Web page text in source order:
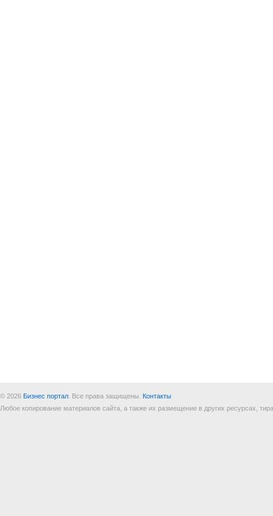
© 2026 Бизнес портал . Все права защищены. Контакты
Любое копирование материалов сайта, а также их размещение в других ресурсах,